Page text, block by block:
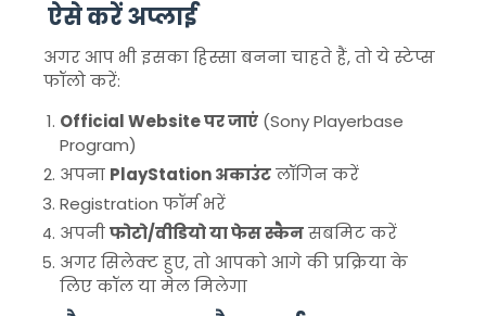
ऐसे करें अप्लाई
अगर आप भी इसका हिस्सा बनना चाहते हैं, तो ये स्टेप्स
फॉलो करें:
Official Website पर जाएं (Sony Playerbase
Program)
अपना PlayStation अकाउंटलॉगिन करें
Registration फॉर्म भरें
अपनीफोटो/वीडियो या फेस स्कैनसबमिट करें
अगर सिलेक्ट हुए, तो आपको आगे की प्रक्रिया के
लिए कॉल या मेल मिलेगा